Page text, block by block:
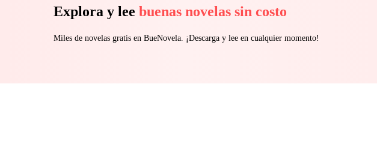
Explora y lee buenas novelas sin costo
Miles de novelas gratis en BueNovela. ¡Descarga y lee en cualquier momento!